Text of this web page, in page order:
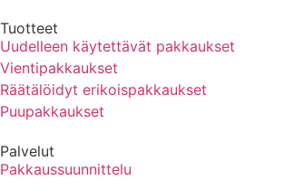
Tuotteet
Uudelleen käytettävät pakkaukset
Vientipakkaukset
Räätälöidyt erikoispakkaukset
Puupakkaukset
Palvelut
Pakkaussuunnittelu